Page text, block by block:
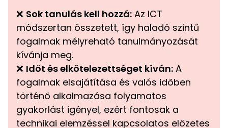
❌ Sok tanulás kell hozzá: Az ICT
módszertan összetett, így haladó szintű
fogalmak mélyreható tanulmányozását
kívánja meg.
❌ Időt és elkötelezettséget kíván: A
fogalmak elsajátítása és valós időben
történő alkalmazása folyamatos
gyakorlást igényel, ezért fontosak a
technikai elemzéssel kapcsolatos előzetes